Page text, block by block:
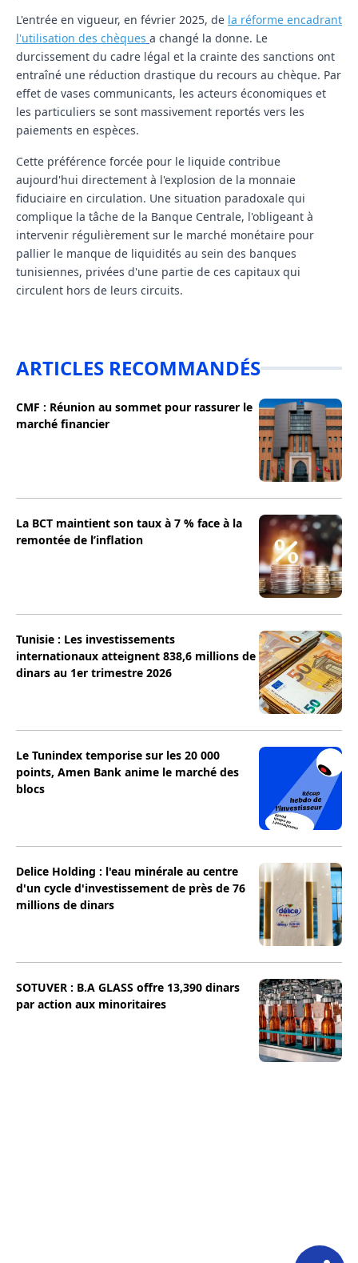
L'entrée en vigueur, en février 2025, de la réforme encadrant
l'utilisation des chèques a changé la donne. Le
durcissement du cadre légal et la crainte des sanctions ont
entraîné une réduction drastique du recours au chèque. Par
effet de vases communicants, les acteurs économiques et
les particuliers se sont massivement reportés vers les
paiements en espèces.
Cette préférence forcée pour le liquide contribue
aujourd'hui directement à l'explosion de la monnaie
fiduciaire en circulation. Une situation paradoxale qui
complique la tâche de la Banque Centrale, l'obligeant à
intervenir régulièrement sur le marché monétaire pour
pallier le manque de liquidités au sein des banques
tunisiennes, privées d'une partie de ces capitaux qui
circulent hors de leurs circuits.
ARTICLES RECOMMANDÉS
CMF : Réunion au sommet pour rassurer le
marché financier
La BCT maintient son taux à 7 % face à la
remontée de l’inflation
Tunisie : Les investissements
internationaux atteignent 838,6 millions de
dinars au 1er trimestre 2026
Le Tunindex temporise sur les 20 000
points, Amen Bank anime le marché des
blocs
Delice Holding : l'eau minérale au centre
d'un cycle d'investissement de près de 76
millions de dinars
SOTUVER : B.A GLASS offre 13,390 dinars
par action aux minoritaires